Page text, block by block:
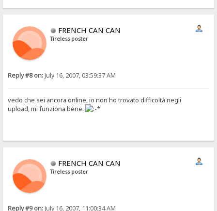
FRENCH CAN CAN
Tireless poster
Reply #8 on:July 16, 2007, 03:59:37 AM
vedo che sei ancora online, io non ho trovato difficoltà negli
upload, mi funziona bene.
FRENCH CAN CAN
Tireless poster
Reply #9 on:July 16, 2007, 11:00:34 AM